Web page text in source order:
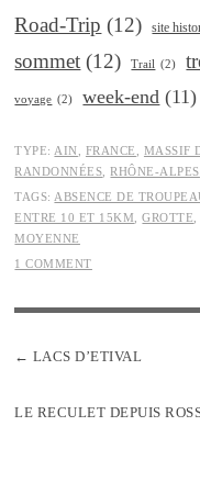
Road-Trip (12) site
sommet (12) Trail (2)
voyage (2) week-end (11)
TYPE: AIN FRANCE MASSIF
RANDONNÉES ,RHÔNE-ALPES
TAGS: ABSENCE DE
ENTRE 10 ET 15KM
,GROTTE
MOYENNE
1 COMMENT
LACS D’ETIVAL
LE RECULET DEPUIS